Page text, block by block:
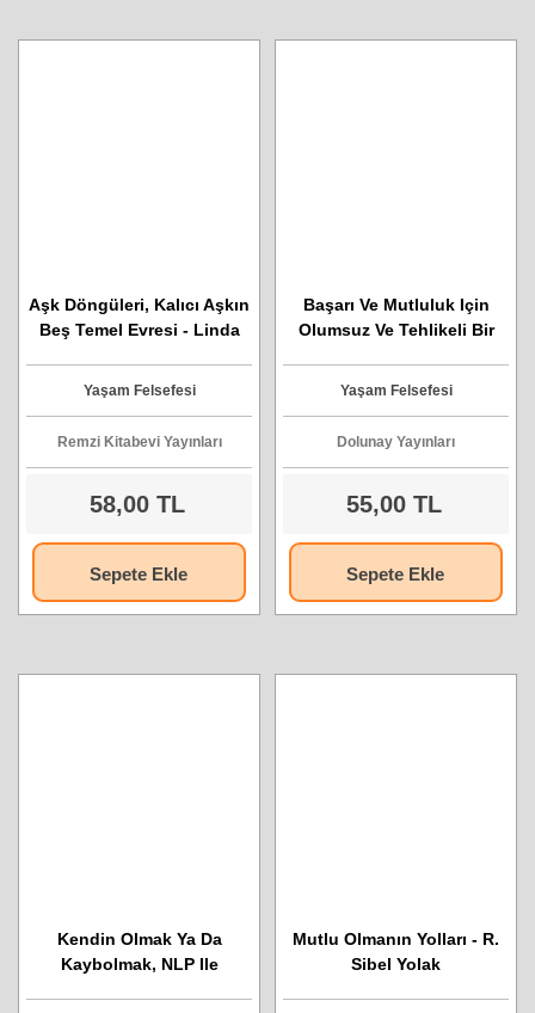
Aşk Döngüleri, Kalıcı Aşkın
Beş Temel Evresi - Linda
Yaşam Felsefesi
Remzi Kitabevi Yayınları
58,00 TL
Sepete Ekle
Başarı Ve Mutluluk Için
Olumsuz Ve Tehlikeli Bir
Yaşam Felsefesi
Dolunay Yayınları
55,00 TL
Sepete Ekle
Kendin Olmak Ya Da
Kaybolmak, NLP Ile
Mutlu Olmanın Yolları - R.
Sibel Yolak